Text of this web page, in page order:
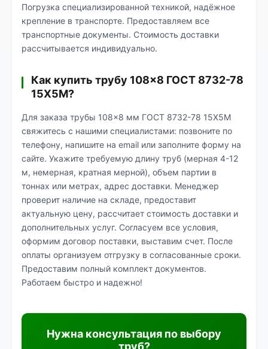
Погрузка специализированной техникой, надёжное
крепление в транспорте. Предоставляем все
транспортные документы. Стоимость доставки
рассчитывается индивидуально.
Как купить трубу 108×8 ГОСТ 8732-78
15Х5М?
Для заказа трубы 108×8 мм ГОСТ 8732-78 15Х5М
свяжитесь с нашими специалистами: позвоните по
телефону, напишите на email или заполните форму на
сайте. Укажите требуемую длину труб (мерная 4-12
м, немерная, кратная мерной), объем партии в
тоннах или метрах, адрес доставки. Менеджер
проверит наличие на складе, предоставит
актуальную цену, рассчитает стоимость доставки и
дополнительных услуг. Согласуем все условия,
оформим договор поставки, выставим счет. После
оплаты организуем отгрузку в согласованные сроки.
Предоставим полный комплект документов.
Работаем быстро и надежно!
Нужна консультация по выбору
труб?